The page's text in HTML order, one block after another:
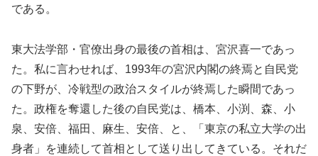
である。
東大法学部・官僚出身の最後の首相は、宮沢喜一であっ
た。私に言わせれば、1993年の宮沢内閣の終焉と自民党
の下野が、冷戦型の政治スタイルが終焉した瞬間であっ
た。政権を奪還した後の自民党は、橋本、小渕、森、小
泉、安倍、福田、麻生、安倍、と、「東京の私立大学の出
身者」を連続して首相として送り出してきている。それだ